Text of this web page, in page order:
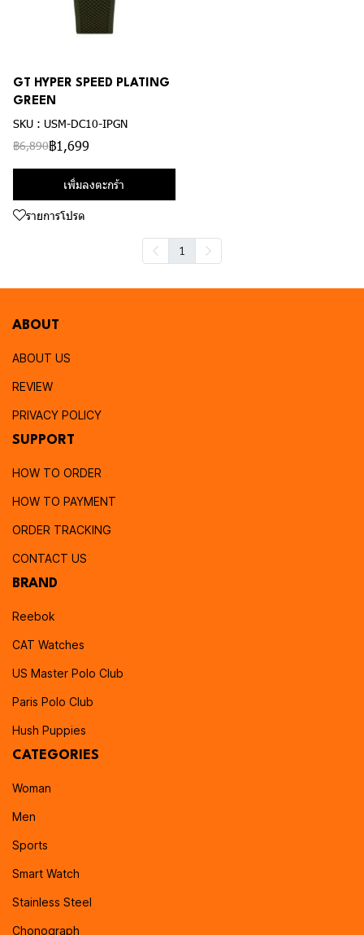
GT HYPER SPEED PLATING
GREEN
SKU : USM-DC10-IPGN
฿6,890฿1,699
เพิ่มลงตะกร้า
รายการโปรด
1
ABOUT
ABOUT US
REVIEW
PRIVACY POLICY
SUPPORT
HOW TO ORDER
HOW TO PAYMENT
ORDER TRACKING
CONTACT US
BRAND
Reebok
CAT Watches
US Master Polo Club
Paris Polo Club
Hush Puppies
CATEGORIES
Woman
Men
Sports
Smart Watch
Stainless Steel
Chonograph